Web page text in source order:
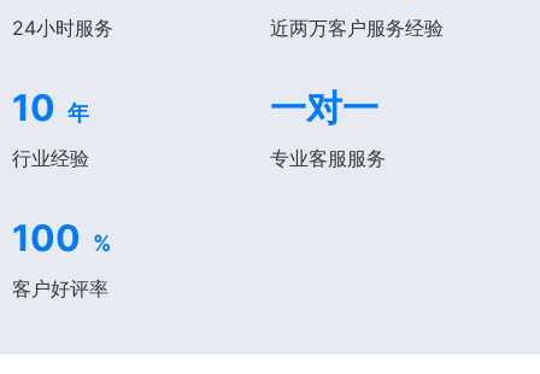
24小时服务 近两万客户服务经验
10 年
行业经验
一对一
专业客服服务
100 %
客户好评率